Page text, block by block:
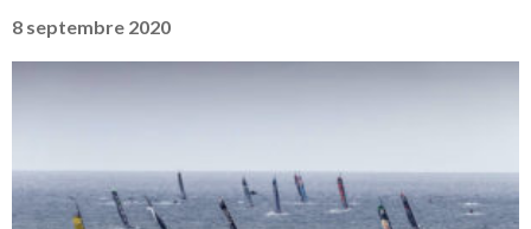
8 septembre 2020